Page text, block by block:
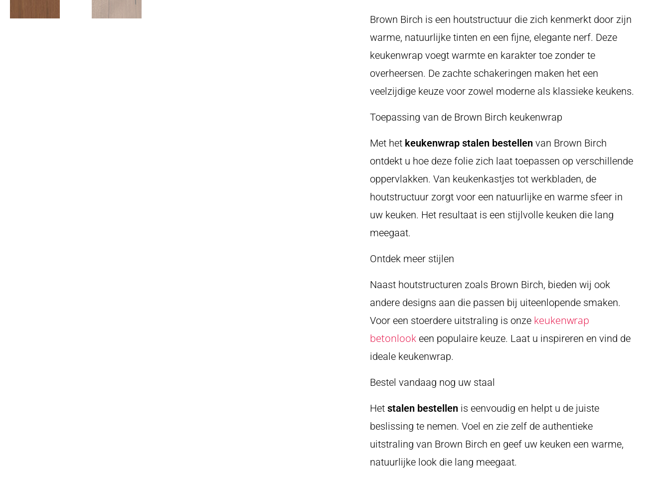
Brown Birch is een houtstructuur die zich kenmerkt door zijn
warme, natuurlijke tinten en een fijne, elegante nerf. Deze
keukenwrap voegt warmte en karakter toe zonder te
overheersen. De zachte schakeringen maken het een
veelzijdige keuze voor zowel moderne als klassieke keukens.
Toepassing van de Brown Birch keukenwrap
Met het keukenwrap stalen bestellen van Brown Birch
ontdekt u hoe deze folie zich laat toepassen op verschillende
oppervlakken. Van keukenkastjes tot werkbladen, de
houtstructuur zorgt voor een natuurlijke en warme sfeer in
uw keuken. Het resultaat is een stijlvolle keuken die lang
meegaat.
Ontdek meer stijlen
Naast houtstructuren zoals Brown Birch, bieden wij ook
andere designs aan die passen bij uiteenlopende smaken.
Voor een stoerdere uitstraling is onze keukenwrap
betonlook een populaire keuze. Laat u inspireren en vind de
ideale keukenwrap.
Bestel vandaag nog uw staal
Het stalen bestellen is eenvoudig en helpt u de juiste
beslissing te nemen. Voel en zie zelf de authentieke
uitstraling van Brown Birch en geef uw keuken een warme,
natuurlijke look die lang meegaat.